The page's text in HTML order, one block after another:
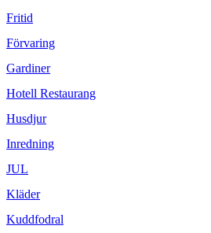
Fritid
Förvaring
Gardiner
Hotell Restaurang
Husdjur
Inredning
JUL
Kläder
Kuddfodral